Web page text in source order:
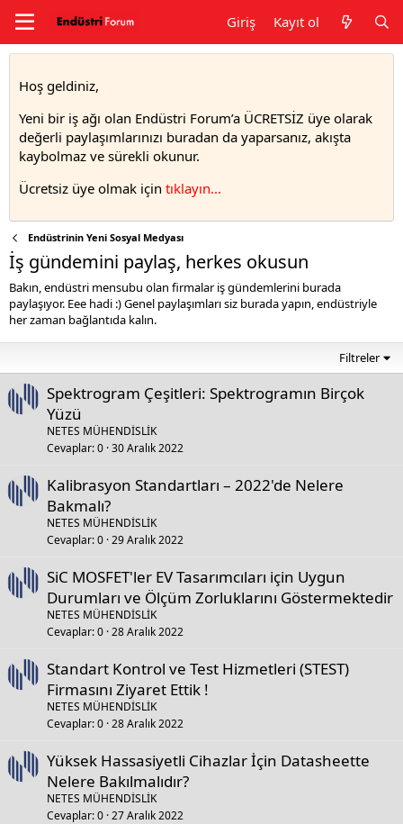
Giriş Kayıt ol
Hoş geldiniz,
Yeni bir iş ağı olan Endüstri Forum’a ÜCRETSİZ üye olarak
değerli paylaşımlarınızı buradan da yaparsanız, akışta
kaybolmaz ve sürekli okunur.
Ücretsiz üye olmak için tıklayın...
Endüstrinin Yeni Sosyal Medyası
İş gündemini paylaş, herkes okusun
Bakın, endüstri mensubu olan firmalar iş gündemlerini burada
paylaşıyor. Eee hadi :) Genel paylaşımları siz burada yapın, endüstriyle
her zaman bağlantıda kalın.
Filtreler
Spektrogram Çeşitleri: Spektrogramın Birçok
Yüzü
NETES MÜHENDİSLİK
Cevaplar 0 30 Aralık 2022
Kalibrasyon Standartları – 2022'de Nelere
Bakmalı?
NETES MÜHENDİSLİK
Cevaplar 0 29 Aralık 2022
SiC MOSFET'ler EV Tasarımcıları için Uygun
Durumları ve Ölçüm Zorluklarını Göstermektedir
NETES MÜHENDİSLİK
Cevaplar 0 28 Aralık 2022
Standart Kontrol ve Test Hizmetleri (STEST)
Firmasını Ziyaret Ettik !
NETES MÜHENDİSLİK
Cevaplar 0 28 Aralık 2022
Yüksek Hassasiyetli Cihazlar İçin Datasheette
Nelere Bakılmalıdır?
NETES MÜHENDİSLİK
Cevaplar 0 27 Aralık 2022